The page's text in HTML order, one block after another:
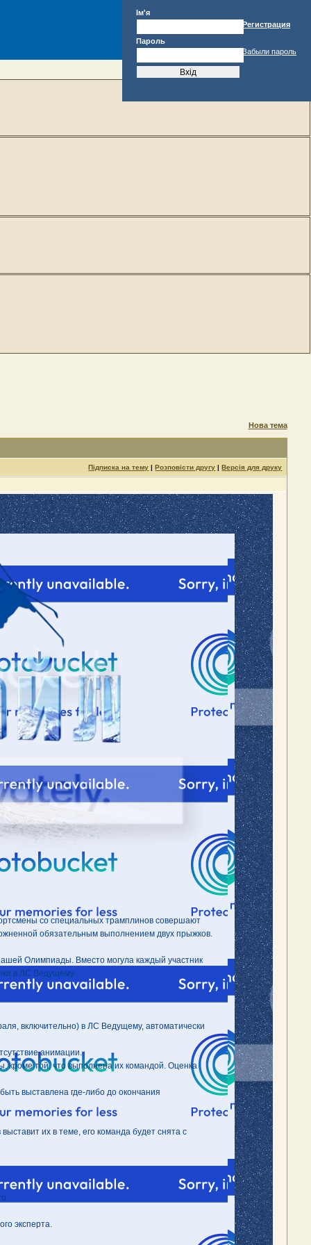
Ім'я
Пароль
Регистрация
Забыли пароль
Нова тема
Підписка на тему |Розповісти другу |Версія для друку
со специальных трамплинов совершают
обязательным выполнением двух прыжков.
Олимпиады. Вместо могула каждый участник
в ЛС Ведущему.
включительно) в ЛС Ведущему, автоматически
анимации.
кроме той, что выполнена их командой. Оценка
выставлена где-либо до окончания
их в теме, его команда будет снята с
эксперта.